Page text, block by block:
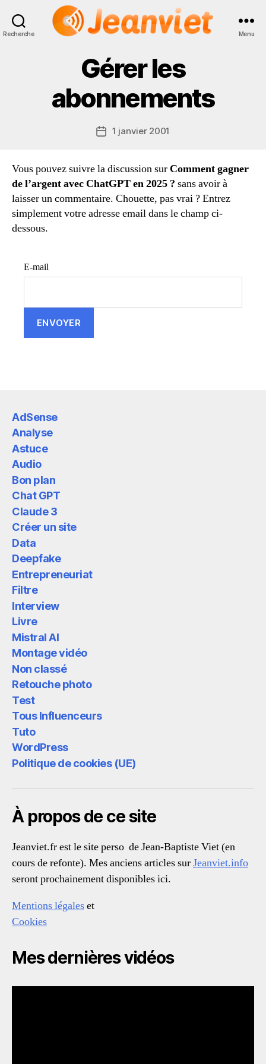
Recherche Menu
Gérer les
abonnements
Date1 janvier 2001
Vous pouvez suivre la discussion surComment gagner
de l’argent avec ChatGPT en 2025 ? sans avoir à
laisser un commentaire. Chouette, pas vrai ? Entrez
simplement votre adresse email dans le champ ci-
dessous.
E-mail
AdSense
Analyse
Astuce
Audio
Bon plan
Chat GPT
Claude 3
Créer un site
Data
Deepfake
Entrepreneuriat
Filtre
Interview
Livre
Mistral AI
Montage vidéo
Non classé
Retouche photo
Test
Tous Influenceurs
Tuto
WordPress
Politique de cookies (UE)
À propos de ce site
Jeanviet.fr est le site perso de Jean-Baptiste Viet (en
cours de refonte). Mes anciens articles surJeanviet.info
seront prochainement disponibles ici.
Mentions légaleset
Cookies
Mes dernières vidéos